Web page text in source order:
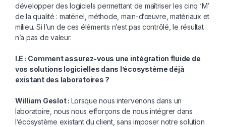
développer des logiciels permettant de maîtriser les cinq ‘M’
de la qualité : matériel, méthode, main-d’œuvre, matériaux et
milieu. Si l’un de ces éléments n’est pas contrôlé, le résultat
n’a pas de valeur.
I.E : Comment assurez-vous une intégration fluide de
vos solutions logicielles dans l’écosystème déjà
existant des laboratoires ?
William Geslot : Lorsque nous intervenons dans un
laboratoire, nous nous efforçons de nous intégrer dans
l’écosystème existant du client, sans imposer notre solution